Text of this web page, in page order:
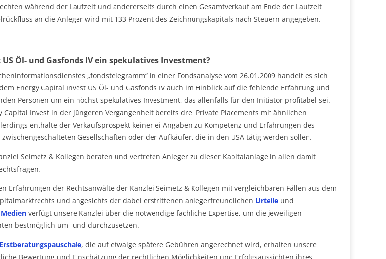
während der Laufzeit und andererseits durch einen Gesamtverkauf am Ende der Laufzeit
an die Anleger wird mit 133 Prozent des Zeichnungskapitals nach Steuern angegeben.
Öl- und Gasfonds IV ein spekulatives Investment?
„fondstelegramm“ in einer Fondsanalyse vom 26.01.2009 handelt es sich
Energy Capital Invest US Öl- und Gasfonds IV auch im Hinblick auf die fehlende Erfahrung und
Personen um ein höchst spekulatives Investment, das allenfalls für den Initiator profitabel sei.
Capital Invest in der jüngeren Vergangenheit bereits drei Private Placements mit ähnlichen
enthalte der Verkaufsprospekt keinerlei Angaben zu Kompetenz und Erfahrungen des
Gesellschaften oder der Aufkäufer, die in den USA tätig werden sollen.
Seimetz & Kollegen beraten und vertreten Anleger zu dieser Kapitalanlage in allen damit
Erfahrungen der Rechtsanwälte der Kanzlei Seimetz & Kollegen mit vergleichbaren Fällen aus dem
und angesichts der dabei erstrittenen anlegerfreundlichen Urteileund
Medienverfügt unsere Kanzlei über die notwendige fachliche Expertise, um die jeweiligen
bestmöglich um- und durchzusetzen.
Erstberatungspauschale, die auf etwaige spätere Gebühren angerechnet wird, erhalten unsere
Bewertung und Einschätzung der rechtlichen Möglichkeiten und Erfolgsaussichten ihres